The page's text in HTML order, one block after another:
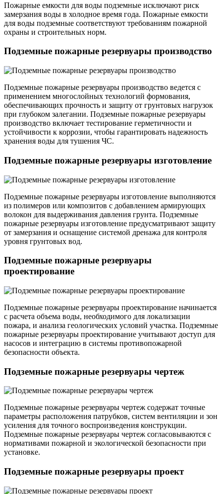
Пожарные емкости для воды подземные исключают риск
замерзания воды в холодное время года. Пожарные емкости
для воды подземные соответствуют требованиям пожарной
охраны и строительных норм.
Подземные пожарные резервуары производство
Подземные пожарные резервуары производство ведется с
применением многослойных технологий формования,
обеспечивающих прочность и защиту от грунтовых нагрузок
при глубоком залегании. Подземные пожарные резервуары
производство включает тестирование герметичности и
устойчивости к коррозии, чтобы гарантировать надежность
хранения воды для тушения ЧС.
Подземные пожарные резервуары изготовление
Подземные пожарные резервуары изготовление выполняются
из полимеров или композитов с добавлением армирующих
волокон для выдерживания давления грунта. Подземные
пожарные резервуары изготовление предусматривают защиту
от замерзания и оснащение системой дренажа для контроля
уровня грунтовых вод.
Подземные пожарные резервуары
проектирование
Подземные пожарные резервуары проектирование начинается
с расчета объема воды, необходимого для локализации
пожара, и анализа геологических условий участка. Подземные
пожарные резервуары проектирование учитывают доступ для
насосов и интеграцию в системы противопожарной
безопасности объекта.
Подземные пожарные резервуары чертеж
Подземные пожарные резервуары чертеж содержат точные
параметры расположения патрубков, систем вентиляции и зон
усиления для точного воспроизведения конструкции.
Подземные пожарные резервуары чертеж согласовываются с
нормативами пожарной и экологической безопасности при
установке.
Подземные пожарные резервуары проект